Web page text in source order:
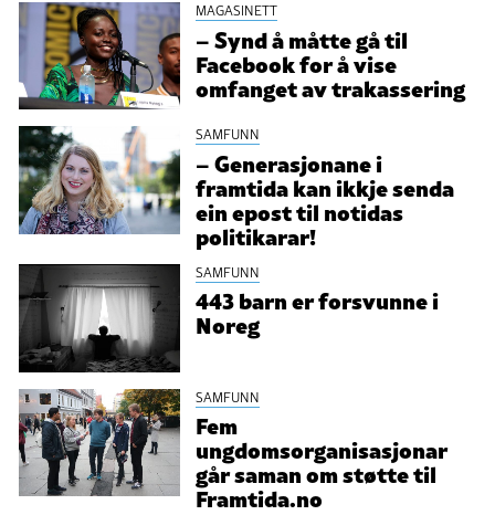
MAGASINETT
– Synd å måtte gå til
Facebook for å vise
omfanget av trakassering
SAMFUNN
– Generasjonane i
framtida kan ikkje senda
ein epost til notidas
politikarar!
SAMFUNN
443 barn er forsvunne i
Noreg
SAMFUNN
Fem
ungdomsorganisasjonar
går saman om støtte til
Framtida.no